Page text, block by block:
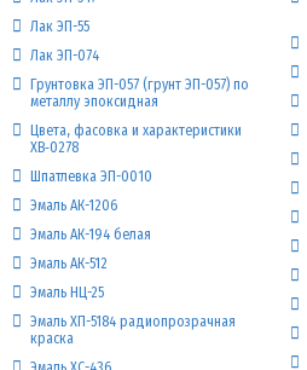
Лак ЭП-55
Лак ЭП-074
Грунтовка ЭП-057 (грунт ЭП-057) по
металлу эпоксидная
Цвета, фасовка и характеристики
ХВ‑0278
Шпатлевка ЭП-0010
Эмаль АК-1206
Эмаль АК-194 белая
Эмаль АК-512
Эмаль НЦ-25
Эмаль ХП-5184 радиопрозрачная
краска